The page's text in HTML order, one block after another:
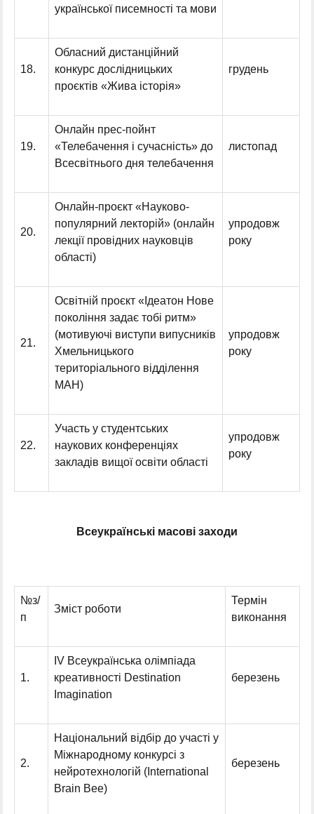
української писемності та мови
18.
Обласний дистанційний
конкурс дослідницьких
проєктів «Жива історія»
грудень
19.
Онлайн прес-пойнт
«Телебачення і сучасність» до
Всесвітнього дня телебачення
листопад
20.
Онлайн-проєкт «Науково-
популярний лекторій» (онлайн
лекції провідних науковців
області)
упродовж
року
21.
Освітній проєкт «Ідеатон Нове
покоління задає тобі ритм»
(мотивуючі виступи випусників
Хмельницького
територіального відділення
МАН)
упродовж
року
22.
Участь у студентських
наукових конференціях
закладів вищої освіти області
упродовж
року
Всеукраїнські масові заходи
№з/
п
Зміст роботи
Термін
виконання
1.
ІV Всеукраїнська олімпіада
креативності Destination
Imagination
березень
2.
Національний відбір до участі у
Міжнародному конкурсі з
нейротехнологій (International
Brain Bee)
березень